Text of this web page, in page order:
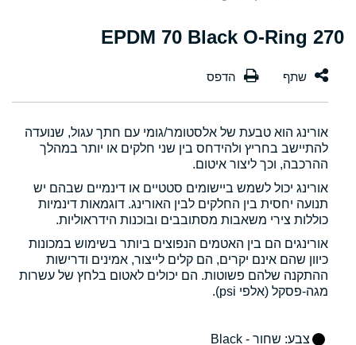
270 EPDM 70 Black O-Ring
אורינג הוא טבעת של אלסטומר/גומי עם חתך עגול, שנועדה
להתיישב בחריץ ולהידחס בין שני חלקים או יותר במהלך
ההרכבה, וכך ליצור איטום.
אורינג יכול לשמש ביישומים סטטיים או דינמיים שבהם יש
תנועה יחסית בין החלקים לבין האורינג. דוגמאות דינמיות
כוללות צירי משאבות מסתובבים ובוכנות הידראוליות.
אורינגים הם בין האטמים הנפוצים ביותר בשימוש במכונות
כיוון שהם אינם יקרים, הם קלים לייצור, אמינים ודרישות
ההתקנה שלהם פשוטות. הם יכולים לאטום בלחץ של עשרות
מגה-פסקל (אלפי psi).
צבע: שחור - Black